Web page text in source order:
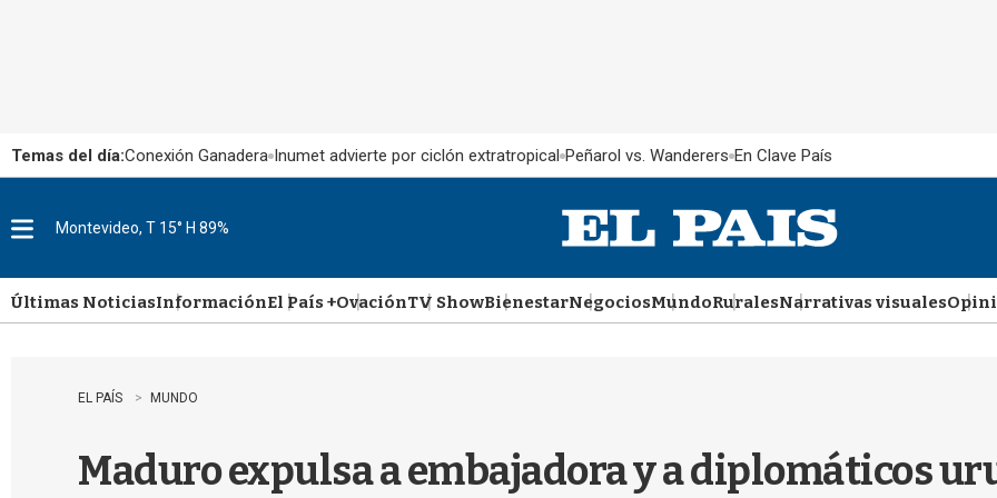
Temas del día:Conexión Ganadera Inumet advierte por ciclón extratropical Peñarol vs. Wanderers En Clave País
u
Montevideo, T 15° H 89%
Últimas NoticiasInformaciónEl País +OvaciónTV ShowBienestarNegociosMundoRuralesNarrativas visuales
EL PAÍS MUNDO
Maduro expulsa a embajadora y a diplomáticos